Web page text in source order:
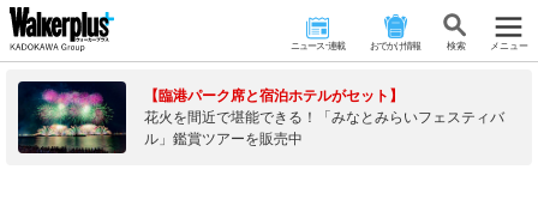
ニュース･連載 おでかけ情報 検 索 メニュー
【臨港パーク席と宿泊ホテルがセット】
花火を間近で堪能できる！「みなとみらいフェスティバ
ル」鑑賞ツアーを販売中